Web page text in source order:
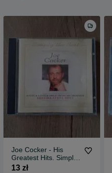
Joe Cocker - His
Greatest Hits. Simply
the Best
13 zł